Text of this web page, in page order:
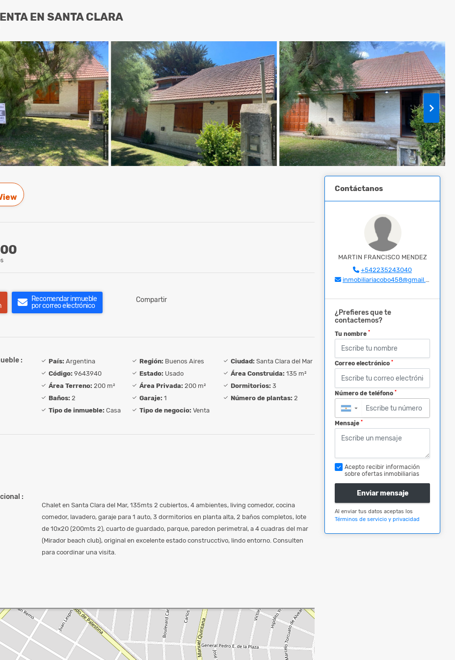
EN SANTA CLARA
Recomendar inmueble
por correo electrónico
Compartir
: País: Argentina Región: Buenos Aires Ciudad: Santa Clara del Mar
Código: 9643940 Estado: Usado Área Construida: 135 m²
Área Terreno: 200 m² Área Privada: 200 m² Dormitorios: 3
Baños: 2 Garaje: 1 Número de plantas: 2
Tipo de inmueble: Casa Tipo de negocio: Venta
:
Chalet en Santa Clara del Mar, 135mts 2 cubiertos, 4 ambientes, living comedor, cocina
comedor, lavadero, garaje para 1 auto, 3 dormitorios en planta alta, 2 baños completos, lote
de 10x20 (200mts 2), cuarto de guardado, parque, paredon perimetral, a 4 cuadras del mar
(Mirador beach club), original en excelente estado construcctivo, lindo entorno. Consulten
para coordinar una visita.
Contáctanos
MARTIN FRANCISCO MENDEZ
+542235243040
inmobiliariacobo458@gmail.com
¿Prefieres que te
contactemos?
Tu nombre *
Correo electrónico *
Número de teléfono *
▼
Mensaje *
Acepto recibir información
sobre ofertas inmobiliarias
Enviar mensaje
Al enviar tus datos aceptas los
Términos de servicio y privacidad